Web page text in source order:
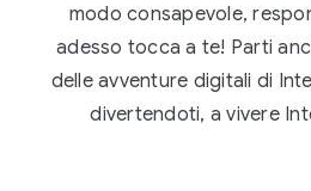
modo consapevole,
adesso tocca a te! Parti
delle avventure digitali di
divertendoti, a vivere